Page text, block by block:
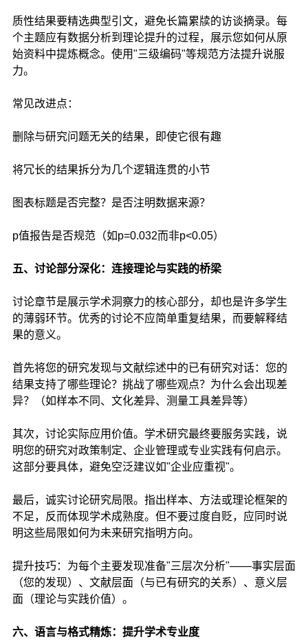
质性结果要精选典型引文，避免长篇累牍的访谈摘录。每
个主题应有数据分析到理论提升的过程，展示您如何从原
始资料中提炼概念。使用"三级编码"等规范方法提升说服
力。
常见改进点：
删除与研究问题无关的结果，即使它很有趣
将冗长的结果拆分为几个逻辑连贯的小节
图表标题是否完整？是否注明数据来源？
p值报告是否规范（如p=0.032而非p<0.05）
五、讨论部分深化：连接理论与实践的桥梁
讨论章节是展示学术洞察力的核心部分，却也是许多学生
的薄弱环节。优秀的讨论不应简单重复结果，而要解释结
果的意义。
首先将您的研究发现与文献综述中的已有研究对话：您的
结果支持了哪些理论？挑战了哪些观点？为什么会出现差
异？（如样本不同、文化差异、测量工具差异等）
其次，讨论实际应用价值。学术研究最终要服务实践，说
明您的研究对政策制定、企业管理或专业实践有何启示。
这部分要具体，避免空泛建议如"企业应重视"。
最后，诚实讨论研究局限。指出样本、方法或理论框架的
不足，反而体现学术成熟度。但不要过度自贬，应同时说
明这些局限如何为未来研究指明方向。
提升技巧：为每个主要发现准备"三层次分析"——事实层面
（您的发现）、文献层面（与已有研究的关系）、意义层
面（理论与实践价值）。
六、语言与格式精炼：提升学术专业度